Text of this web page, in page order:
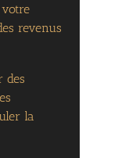
revenus
des
la